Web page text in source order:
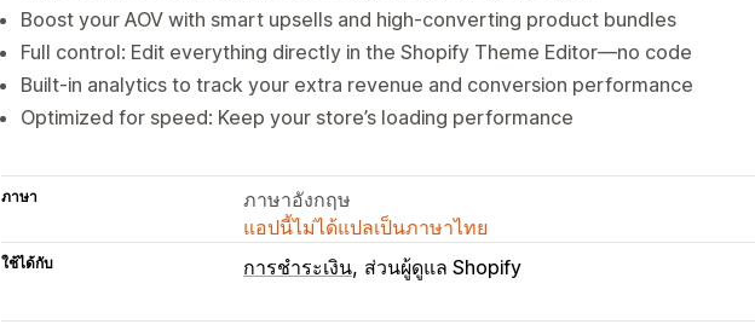
Boost your AOV with smart upsells and high-converting product bundles
Full control: Edit everything directly in the Shopify Theme Editor—no code
Built-in analytics to track your extra revenue and conversion performance
Optimized for speed: Keep your store’s loading performance
ภาษา
ภาษาอังกฤษ
แอปนี้ไม่ได้แปลเป็นภาษาไทย
ใช้ได้กับ การชำระเงิน ส่วนผู้ดูแล Shopify